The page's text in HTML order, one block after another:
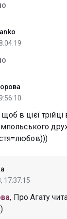
в цієї трійці
17:37:15
, Про Агату